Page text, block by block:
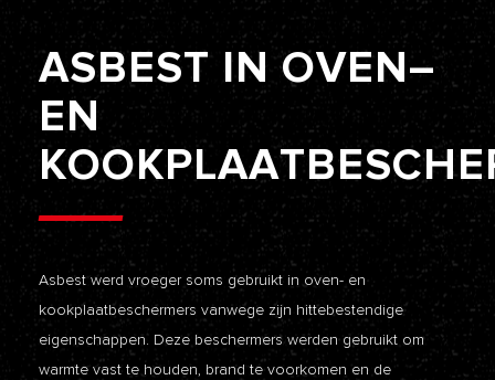
ASBEST IN OVEN–
EN
KOOKPLAATBESCHE
Asbest werd vroeger soms gebruikt in oven- en
kookplaatbeschermers vanwege zijn hittebestendige
eigenschappen. Deze beschermers werden gebruikt om
warmte vast te houden, brand te voorkomen en de